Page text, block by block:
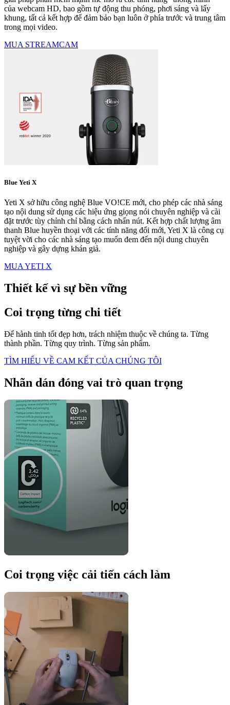
của webcam HD, bao gồm tự động thu phóng, phơi sáng và lấy
khung, tất cả kết hợp để đảm bảo bạn luôn ở phía trước và trung tâm
trong mọi video.
MUA STREAMCAM
Blue Yeti X
Yeti X sở hữu công nghệ Blue VO!CE mới, cho phép các nhà sáng
tạo nội dung sử dụng các hiệu ứng giọng nói chuyên nghiệp và cài
đặt trước tùy chỉnh chỉ bằng cách nhấn nút. Kết hợp chất lượng âm
thanh Blue huyền thoại với các tính năng đổi mới, Yeti X là công cụ
tuyệt vời cho các nhà sáng tạo muốn đem đến nội dung chuyên
nghiệp và gây dựng khán giả.
MUA YETI X
Thiết kế vì sự bền vững
Coi trọng từng chi tiết
Để hành tinh tốt đẹp hơn, trách nhiệm thuộc về chúng ta. Từng
thành phần. Từng quy trình. Từng sản phẩm.
TÌM HIỂU VỀ CAM KẾT CỦA CHÚNG TÔI
Nhãn dán đóng vai trò quan trọng
Coi trọng việc cải tiến cách làm